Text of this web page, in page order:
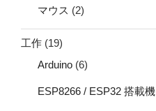
マウス (2)
工作 (19)
Arduino (6)
ESP8266 / ESP32 搭載機